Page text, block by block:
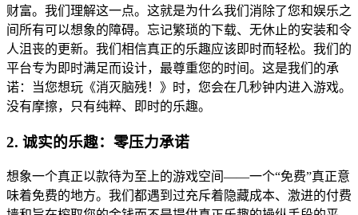
财富。我们理解这一点。这就是为什么我们消除了您和娱乐之
间所有可以想象的障碍。忘记繁琐的下载、无休止的安装和令
人沮丧的更新。我们相信真正的乐趣应该即时而轻松。我们的
平台专为即时满足而设计，最尊重您的时间。这是我们的承
诺：当您想玩《消灭脑残！》时，您会在几秒钟内进入游戏。
没有摩擦，只有纯粹、即时的乐趣。
2. 诚实的乐趣：零压力承诺
想象一个真正以款待为至上的游戏空间——一个“免费”真正意
味着免费的地方。我们都遇到过充斥着隐藏成本、激进的付费